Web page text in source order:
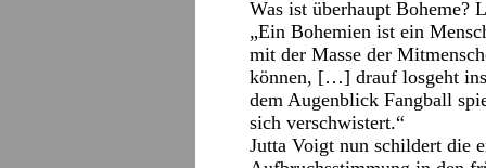
Was ist überhaupt Boheme?
„Ein Bohemien ist ein
mit der Masse der
können, […] drauf losgeht
dem Augenblick Fangball
sich verschwistert.“
Jutta Voigt nun schildert die